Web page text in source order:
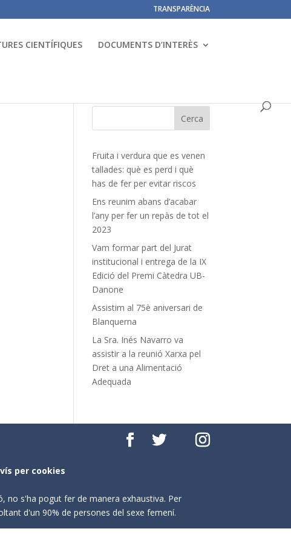
TRANSPARÈNCIA
CIENTÍFIQUES DOCUMENTS D’INTERÈS
Fruita i verdura que es venen
tallades: què es perd i què
has de fer per evitar riscos
Ens reunim abans d’acabar
l’any per fer un repàs de tot el
2023
Vam formar part del Jurat
institucional i entrega de la IX
Edició del Premi Càtedra UB-
Danone
Assistim al 75è aniversari de
Blanquerna
La Sra. Inés Navarro va
assistir a la reunió Xarxa pel
Dret a una Alimentació
Adequada
per cookies
no s'ha pogut fer de manera exhaustiva. Per
d'un 90% de persones del sexe femení.